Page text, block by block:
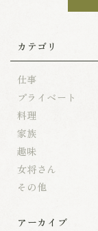
カテゴリ
仕事
プライベート
料理
家族
趣味
女将さん
その他
アーカイブ